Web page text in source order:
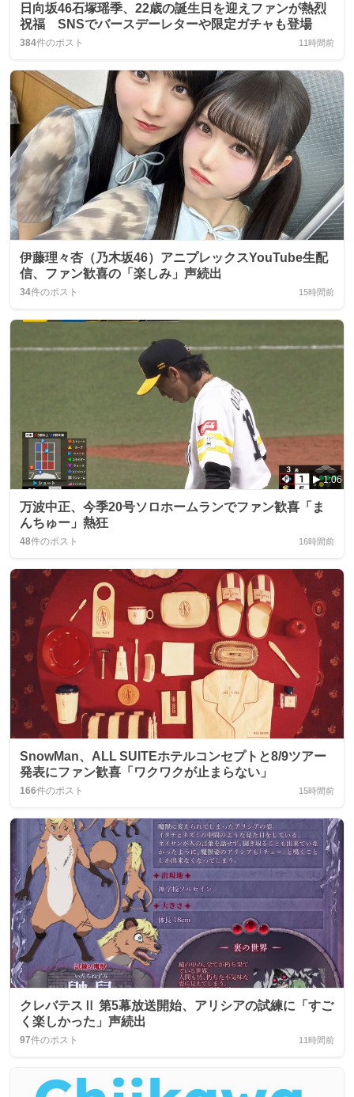
日向坂46石塚瑶季、22歳の誕生日を迎えファンが熱烈
祝福 SNSでバースデーレターや限定ガチャも登場
384件のポスト 11時間前
伊藤理々杏（乃木坂46）アニプレックスYouTube生配
信、ファン歓喜の「楽しみ」声続出
34件のポスト 15時間前
1:06
万波中正、今季20号ソロホームランでファン歓喜「ま
んちゅー」熱狂
48件のポスト 16時間前
SnowMan、ALL SUITEホテルコンセプトと8/9ツアー
発表にファン歓喜「ワクワクが止まらない」
166件のポスト 15時間前
クレバテスⅡ 第5幕放送開始、アリシアの試練に「すご
く楽しかった」声続出
97件のポスト 11時間前